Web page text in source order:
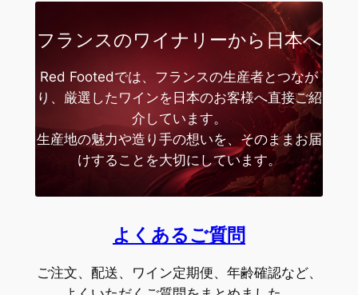
フランスのワイナリーから日本へ
Red Footedでは、フランスの生産者とつなが
り、厳選したワインを日本のお客様へ直接ご紹
介しています。
生産地の魅力や造り手の想いを、そのままお届
けすることを大切にしています。
よくあるご質問
ご注文、配送、ワイン定期便、年齢確認など、